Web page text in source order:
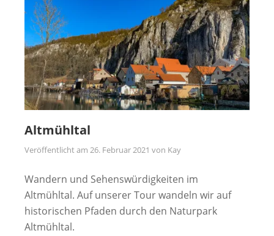
Altmühltal
Veröffentlicht am 26. Februar 2021 von Kay
Wandern und Sehenswürdigkeiten im
Altmühltal. Auf unserer Tour wandeln wir auf
historischen Pfaden durch den Naturpark
Altmühltal.